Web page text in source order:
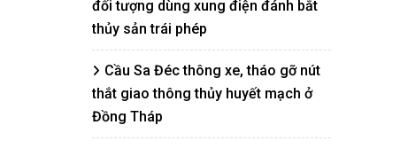
đối tượng dùng xung điện đánh bắt
thủy sản trái phép
Cầu Sa Đéc thông xe, tháo gỡ nút
thắt giao thông thủy huyết mạch ở
Đồng Tháp